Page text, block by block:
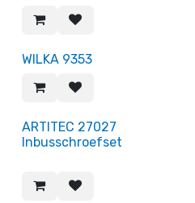
WILKA 9353
ARTITEC 27027
Inbusschroefset